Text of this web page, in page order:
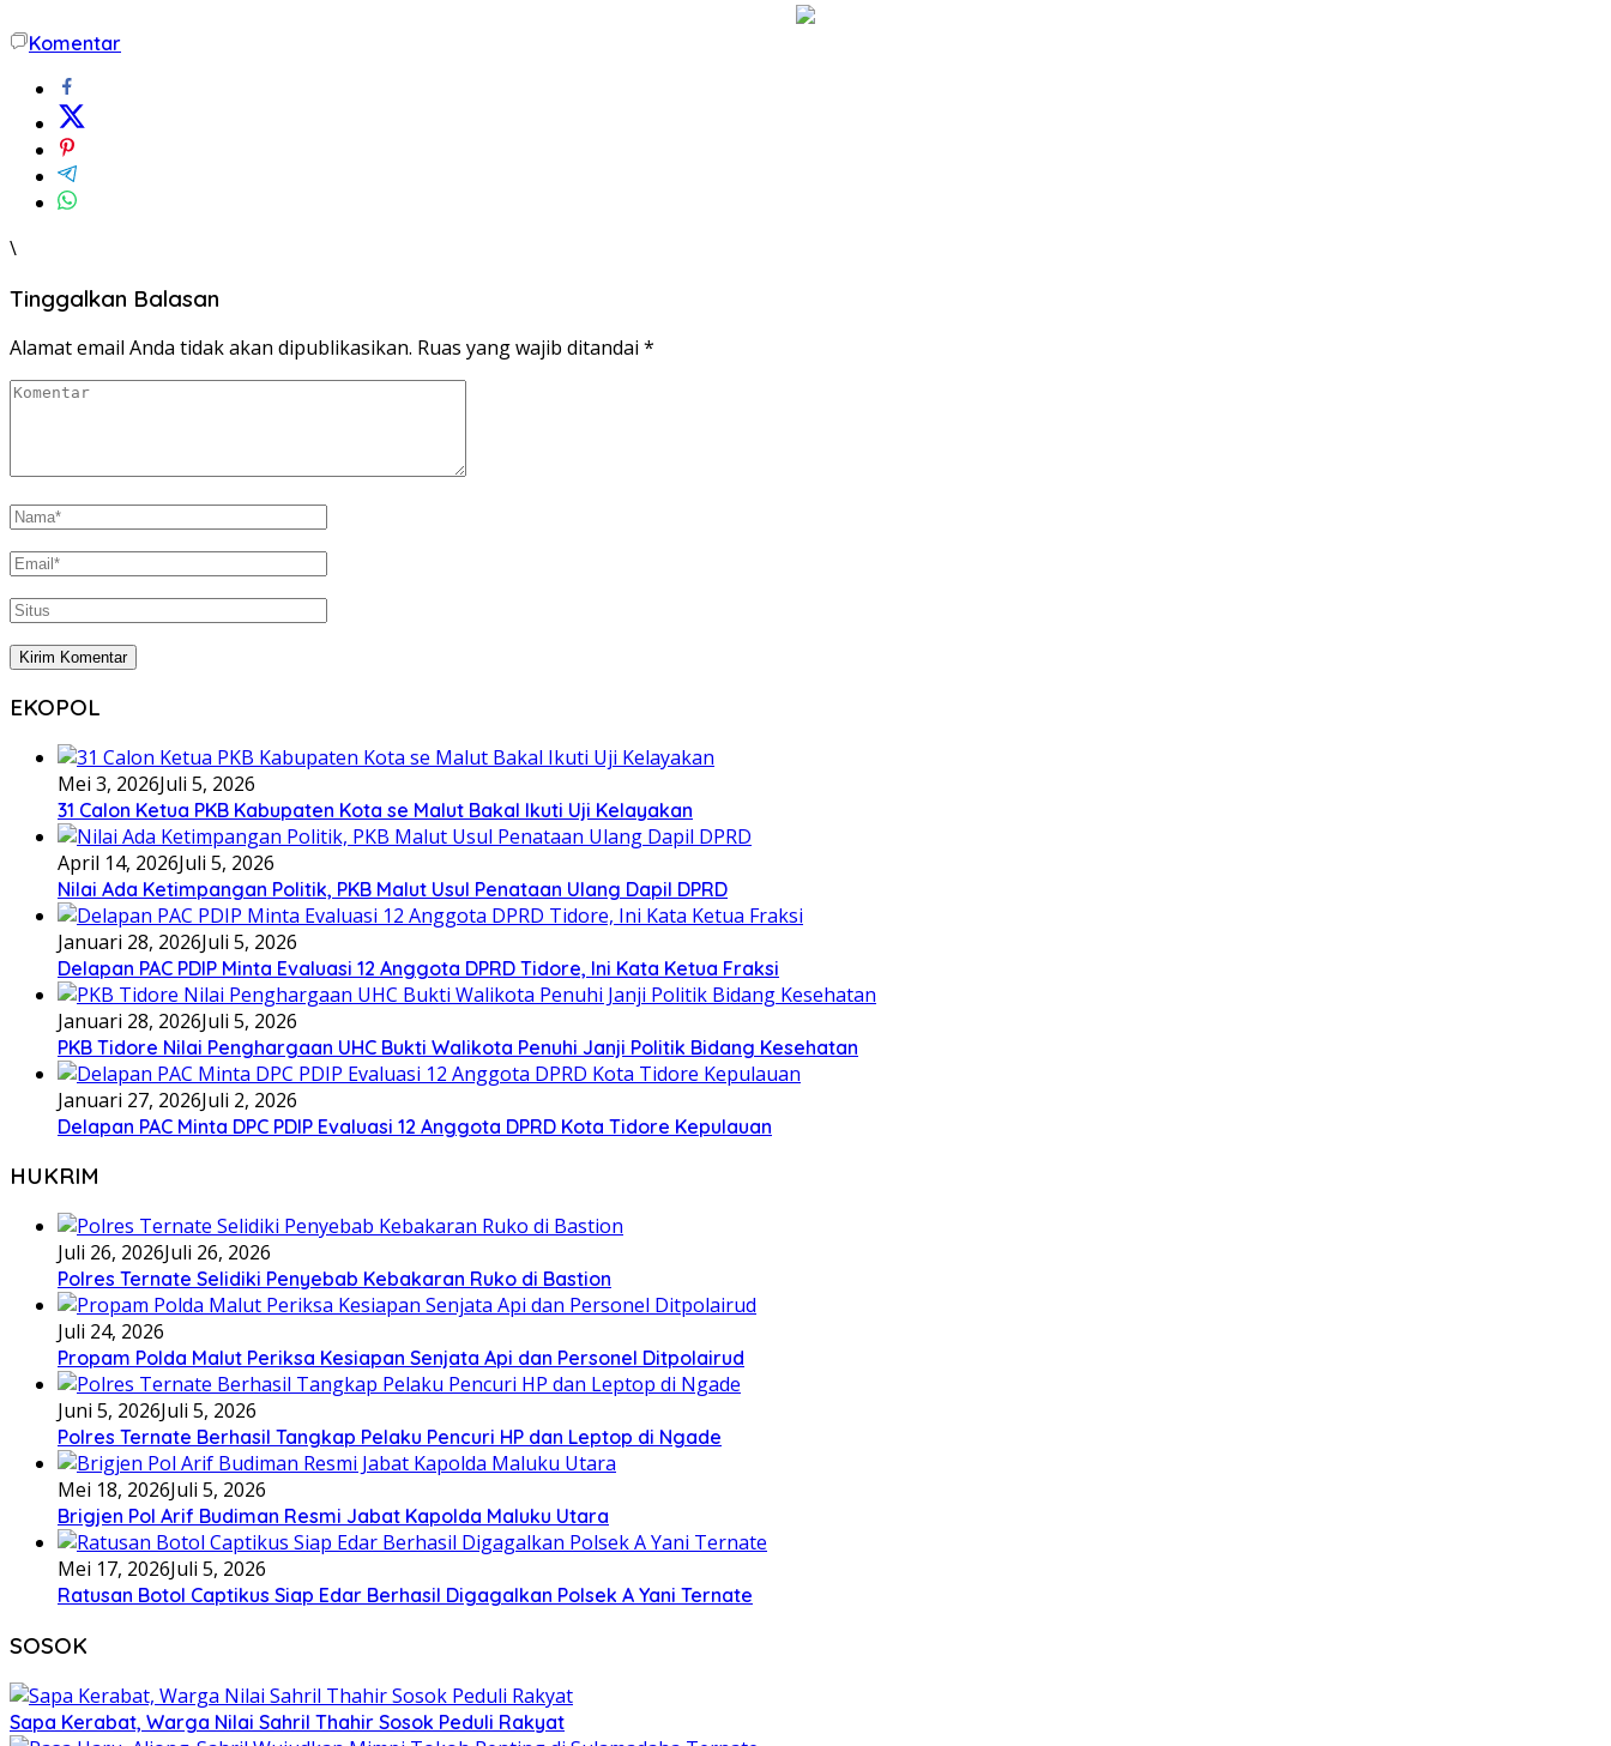
Komentar
\
Tinggalkan Balasan
Alamat email Anda tidak akan dipublikasikan. Ruas yang wajib ditandai *
EKOPOL
Mei 3, 2026Juli 5, 2026
31 Calon Ketua PKB Kabupaten Kota se Malut Bakal Ikuti Uji Kelayakan
April 14, 2026Juli 5, 2026
Nilai Ada Ketimpangan Politik, PKB Malut Usul Penataan Ulang Dapil DPRD
Januari 28, 2026Juli 5, 2026
Delapan PAC PDIP Minta Evaluasi 12 Anggota DPRD Tidore, Ini Kata Ketua Fraksi
Januari 28, 2026Juli 5, 2026
PKB Tidore Nilai Penghargaan UHC Bukti Walikota Penuhi Janji Politik Bidang Kesehatan
Januari 27, 2026Juli 2, 2026
Delapan PAC Minta DPC PDIP Evaluasi 12 Anggota DPRD Kota Tidore Kepulauan
HUKRIM
Juli 26, 2026Juli 26, 2026
Polres Ternate Selidiki Penyebab Kebakaran Ruko di Bastion
Juli 24, 2026
Propam Polda Malut Periksa Kesiapan Senjata Api dan Personel Ditpolairud
Juni 5, 2026Juli 5, 2026
Polres Ternate Berhasil Tangkap Pelaku Pencuri HP dan Leptop di Ngade
Mei 18, 2026Juli 5, 2026
Brigjen Pol Arif Budiman Resmi Jabat Kapolda Maluku Utara
Mei 17, 2026Juli 5, 2026
Ratusan Botol Captikus Siap Edar Berhasil Digagalkan Polsek A Yani Ternate
SOSOK
Sapa Kerabat, Warga Nilai Sahril Thahir Sosok Peduli Rakyat